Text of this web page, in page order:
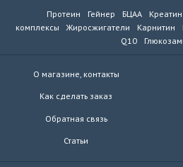
Протеин Гейнер БЦАА Креатин
комплексы
Жиросжигатели Карнитин
Q10
О магазине, контакты
Как сделать заказ
Обратная связь
Статьи